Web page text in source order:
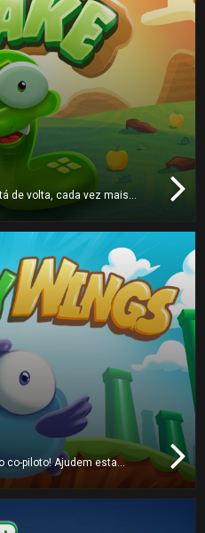
de volta, cada vez mais
co-piloto! Ajudem esta
estranha terra povoada por